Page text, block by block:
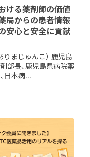
局
ション
#他職種
薬剤師
ける薬剤師の価値
局からの患者情報
安心と安全に貢献
まじゅんこ） 鹿児島
部長、鹿児島県病院薬
日本病...